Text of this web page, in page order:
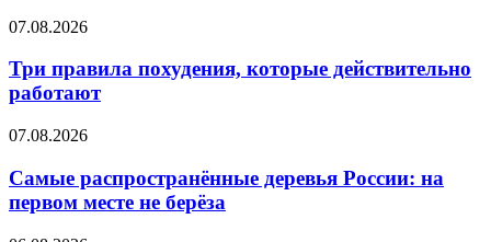
07.08.2026
Три правила похудения, которые действительно
работают
07.08.2026
Самые распространённые деревья России: на
первом месте не берёза